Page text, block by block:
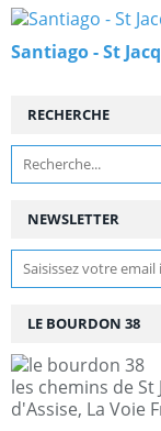
Santiago - St
NEWSLETTER
RECHERCHE
LE BOURDON 38
les chemins de
d'Assise, La Voie